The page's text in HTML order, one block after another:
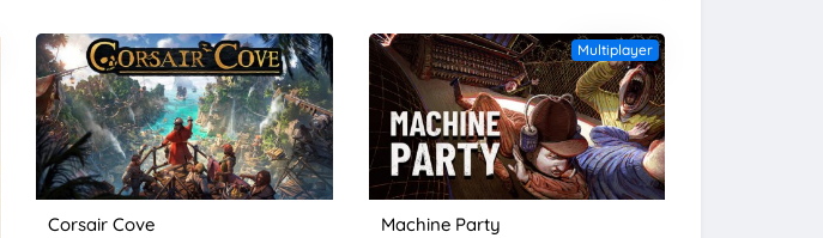
Corsair Cove
Multiplayer
Machine Party